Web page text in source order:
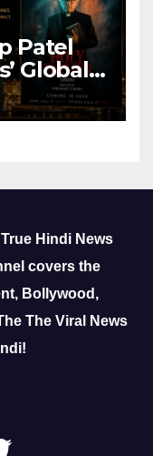
Patel
Global
Hindi News
covers the
Bollywood,
The Viral News